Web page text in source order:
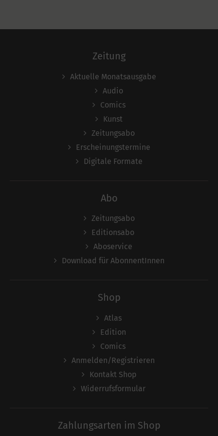
Zeitung
Aktuelle Monatsausgabe
Audio
Comics
Kunst
Zeitungsabo
Erscheinungstermine
Digitale Formate
Abo
Zeitungsabo
Editionsabo
Aboservice
Download für AbonnentInnen
Shop
Atlas
Edition
Comics
Anmelden/Registrieren
Kontakt Shop
Widerrufsformular
Zahlungsarten im Shop